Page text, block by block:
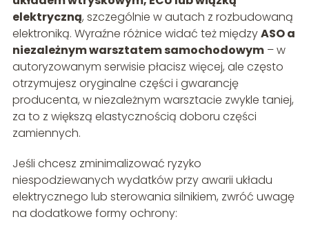
elektryczną, szczególnie w autach z rozbudowaną
elektroniką. Wyraźne różnice widać też międzyASO a
niezależnym warsztatem samochodowym– w
autoryzowanym serwisie płacisz więcej, ale często
otrzymujesz oryginalne części i gwarancję
producenta, w niezależnym warsztacie zwykle taniej,
za to z większą elastycznością doboru części
zamiennych.
Jeśli chcesz zminimalizować ryzyko
niespodziewanych wydatków przy awarii układu
elektrycznego lub sterowania silnikiem, zwróć uwagę
na dodatkowe formy ochrony: